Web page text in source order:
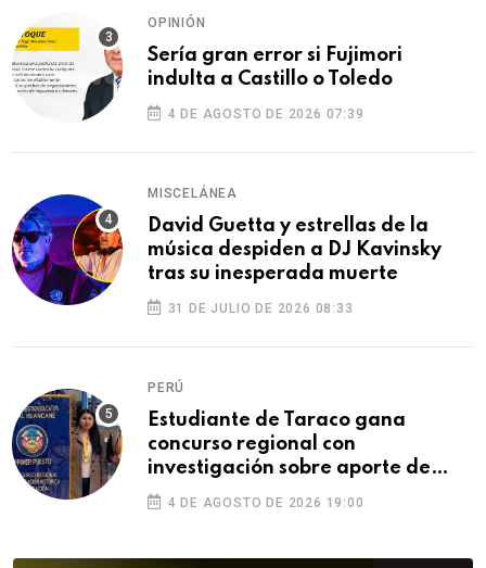
OPINIÓN
Sería gran error si Fujimori
indulta a Castillo o Toledo
4 DE AGOSTO DE 2026 07:39
MISCELÁNEA
David Guetta y estrellas de la
música despiden a DJ Kavinsky
tras su inesperada muerte
31 DE JULIO DE 2026 08:33
PERÚ
Estudiante de Taraco gana
concurso regional con
investigación sobre aporte de
Puno a la Independencia
4 DE AGOSTO DE 2026 19:00